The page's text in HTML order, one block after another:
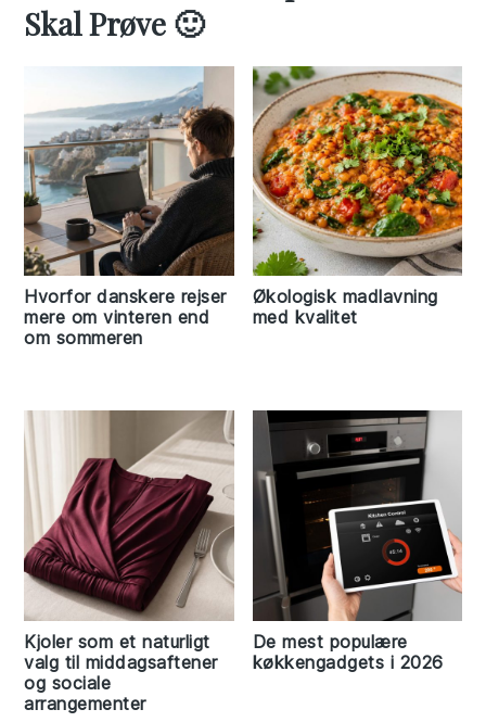
Skal Prøve 🙂
Hvorfor danskere rejser
mere om vinteren end
om sommeren
Økologisk madlavning
med kvalitet
Kjoler som et naturligt
valg til middagsaftener
og sociale
arrangementer
De mest populære
køkkengadgets i 2026